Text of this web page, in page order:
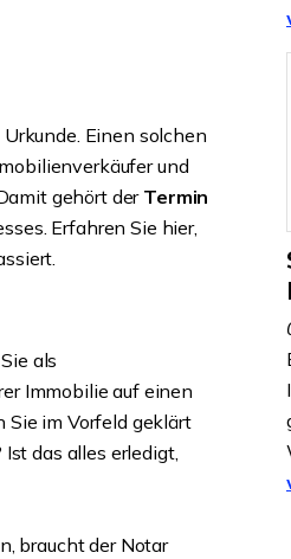
Einen solchen
und
gehört der Termin
Erfahren Sie hier,
als
Immobilie auf einen
Sie im Vorfeld geklärt
das alles erledigt,
braucht der Notar